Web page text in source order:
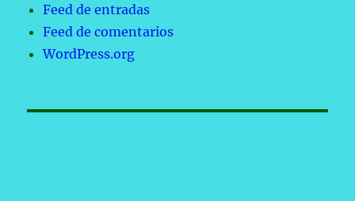
Feed de entradas
Feed de comentarios
WordPress.org